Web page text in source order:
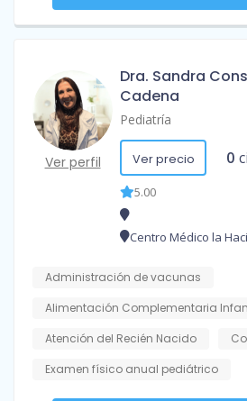
Ver perfil
Dra. Sandra
Cadena
Pediatría
Ver precio 0
5.00
Centro Médico la
Administración de vacunas
Alimentación Complementaria
Atención del Recién Nacido
Examen físico anual pediátrico